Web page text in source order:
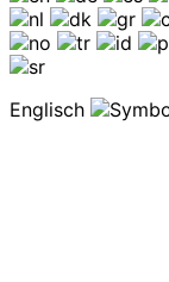
Englisch